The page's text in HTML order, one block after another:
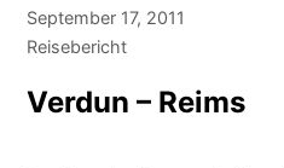
September 17, 2011
Reisebericht
Verdun – Reims